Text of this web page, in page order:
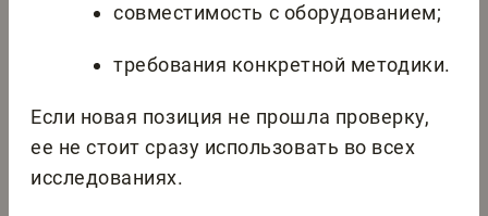
совместимость с оборудованием;
требования конкретной методики.
Если новая позиция не прошла проверку,
ее не стоит сразу использовать во всех
исследованиях.